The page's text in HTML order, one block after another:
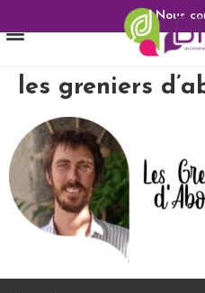
Nous
les greniers